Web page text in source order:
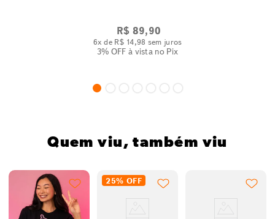
R$ 89,90
6x de R$ 14,98 sem juros
3% OFF à vista no Pix
Quem viu, também viu
25% OFF